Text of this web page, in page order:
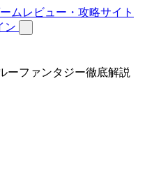
ン
ーファンタジー徹底解説